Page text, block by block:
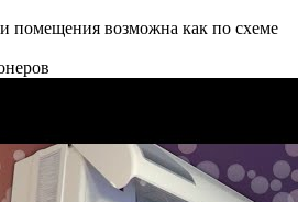
помещения возможна как по схеме